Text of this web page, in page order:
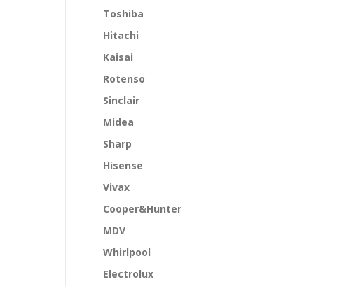
Toshiba
Hitachi
Kaisai
Rotenso
Sinclair
Midea
Sharp
Hisense
Vivax
Cooper&Hunter
MDV
Whirlpool
Electrolux